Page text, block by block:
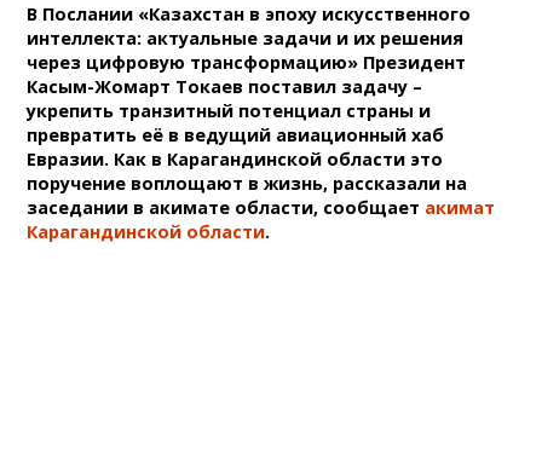
В Послании «Казахстан в эпоху искусственного
интеллекта: актуальные задачи и их решения
через цифровую трансформацию» Президент
Касым-Жомарт Токаев поставил задачу –
укрепить транзитный потенциал страны и
превратить её в ведущий авиационный хаб
Евразии. Как в Карагандинской области это
поручение воплощают в жизнь, рассказали на
заседании в акимате области, сообщает акимат
Карагандинской области.